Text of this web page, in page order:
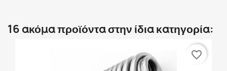
16 ακόμα προϊόντα στην ίδια κατηγορία:
favorite_border